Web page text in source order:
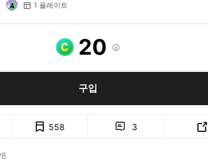
 1 플레이트
20 
구입
558  3 
8